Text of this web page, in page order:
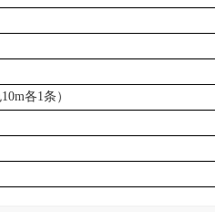
各1条）